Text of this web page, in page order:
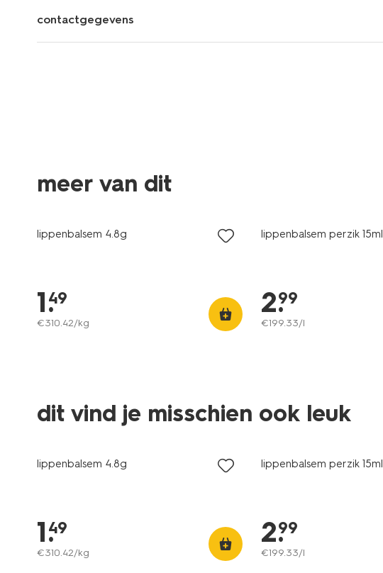
contactgegevens
meer van dit
lippenbalsem 4.8g
1.
49
€310.42/kg
lippenbalsem perzik 15ml
2.
99
€199.33/l
dit vind je misschien ook leuk
lippenbalsem 4.8g
1.
49
€310.42/kg
lippenbalsem perzik 15ml
2.
99
€199.33/l